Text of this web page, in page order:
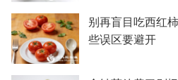
别再盲目吃西红
些误区要避开